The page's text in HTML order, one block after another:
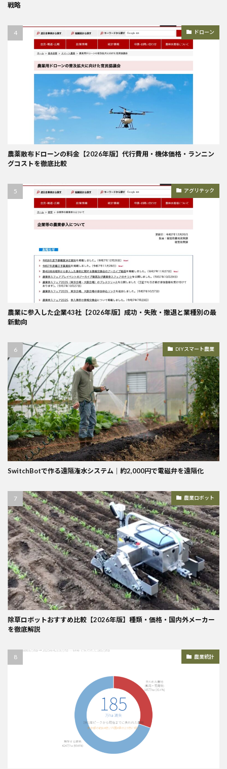
戦略
ドローン
農薬散布ドローンの料金【2026年版】代行費用・機体価格・ランニン
グコストを徹底比較
アグリテック
農業に参入した企業43社【2026年版】成功・失敗・撤退と業種別の最
新動向
DIYスマート農業
SwitchBotで作る遠隔潅水システム｜約2,000円で電磁弁を遠隔化
農業ロボット
除草ロボットおすすめ比較【2026年版】種類・価格・国内外メーカー
を徹底解説
農業統計